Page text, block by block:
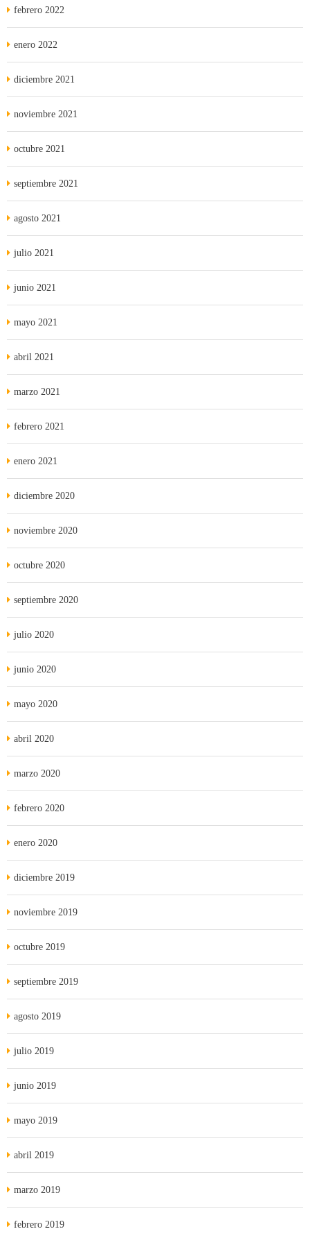
febrero 2022
enero 2022
diciembre 2021
noviembre 2021
octubre 2021
septiembre 2021
agosto 2021
julio 2021
junio 2021
mayo 2021
abril 2021
marzo 2021
febrero 2021
enero 2021
diciembre 2020
noviembre 2020
octubre 2020
septiembre 2020
julio 2020
junio 2020
mayo 2020
abril 2020
marzo 2020
febrero 2020
enero 2020
diciembre 2019
noviembre 2019
octubre 2019
septiembre 2019
agosto 2019
julio 2019
junio 2019
mayo 2019
abril 2019
marzo 2019
febrero 2019